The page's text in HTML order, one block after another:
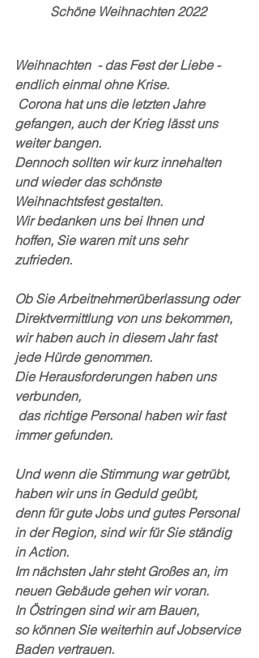
Schöne Weihnachten 2022
Weihnachten  - das Fest der Liebe -
endlich einmal ohne Krise.
gefangen, auch der Krieg lässt uns
weiter bangen.
Dennoch sollten wir kurz innehalten
und wieder das schönste
Weihnachtsfest gestalten.
Wir bedanken uns bei Ihnen und
hoffen, Sie waren mit uns sehr
zufrieden.
Ob Sie Arbeitnehmerüberlassung oder
Direktvermittlung von uns bekommen,
wir haben auch in diesem Jahr fast
jede Hürde genommen.
Die Herausforderungen haben uns
verbunden,
immer gefunden.
Und wenn die Stimmung war getrübt,
haben wir uns in Geduld geübt,
denn für gute Jobs und gutes Personal
in der Region, sind wir für Sie ständig
in Action.
Im nächsten Jahr steht Großes an, im
neuen Gebäude gehen wir voran.
In Östringen sind wir am Bauen,
so können Sie weiterhin auf Jobservice
Baden vertrauen.